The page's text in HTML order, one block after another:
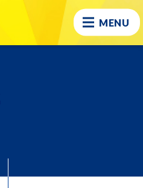
MENU